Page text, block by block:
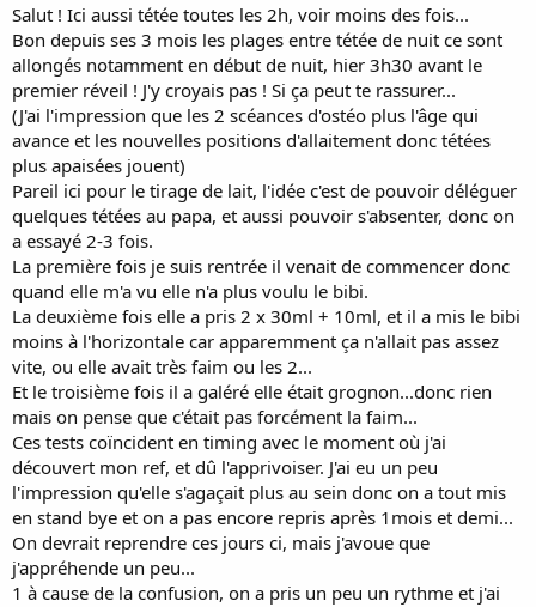
Salut ! Ici aussi tétée toutes les 2h, voir moins des fois...
Bon depuis ses 3 mois les plages entre tétée de nuit ce sont
allongés notamment en début de nuit, hier 3h30 avant le
premier réveil ! J'y croyais pas ! Si ça peut te rassurer...
(J'ai l'impression que les 2 scéances d'ostéo plus l'âge qui
avance et les nouvelles positions d'allaitement donc tétées
plus apaisées jouent)
Pareil ici pour le tirage de lait, l'idée c'est de pouvoir déléguer
quelques tétées au papa, et aussi pouvoir s'absenter, donc on
a essayé 2-3 fois.
La première fois je suis rentrée il venait de commencer donc
quand elle m'a vu elle n'a plus voulu le bibi.
La deuxième fois elle a pris 2 x 30ml + 10ml, et il a mis le bibi
moins à l'horizontale car apparemment ça n'allait pas assez
vite, ou elle avait très faim ou les 2...
Et le troisième fois il a galéré elle était grognon...donc rien
mais on pense que c'était pas forcément la faim...
Ces tests coïncident en timing avec le moment où j'ai
découvert mon ref, et dû l'apprivoiser. J'ai eu un peu
l'impression qu'elle s'agaçait plus au sein donc on a tout mis
en stand bye et on a pas encore repris après 1mois et demi...
On devrait reprendre ces jours ci, mais j'avoue que
j'appréhende un peu...
1 à cause de la confusion, on a pris un peu un rythme et j'ai